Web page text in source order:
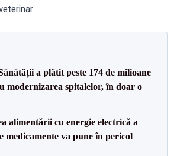
a plătit peste 174 de milioane
modernizarea spitalelor, în doar o
alimentării cu energie electrică a
medicamente va pune în pericol